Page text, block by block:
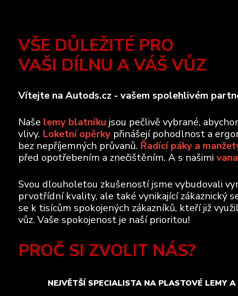
VŠE DŮLEŽITÉ PRO
VAŠI DÍLNU A VÁŠ VŮZ
Vítejte na Autods.cz - vašem spolehlivém
Naše lemy blatníku jsou pečlivě vybrané,
vlivy. Loketní opěrky přinášejí pohodlnost a
bez nepříjemných průvanů. Řadící páky a
před opotřebením a znečištěním. A s našimi
Svou dlouholetou zkušeností jsme vybudovali
prvotřídní kvality, ale také vynikající zákaznický
se k tisícům spokojených zákazníků, kteří již
vůz. Vaše spokojenost je naší prioritou!
PROČ SI ZVOLIT NÁS?
NEJVĚTŠÍ SPECIALISTA NA PLASTOVÉ LEMY